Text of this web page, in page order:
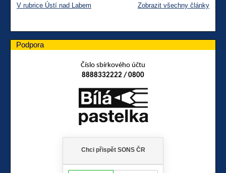
V rubrice Ústí nad Labem Zobrazit všechny články
Podpora
Číslo sbírkového účtu
8888332222 / 0800